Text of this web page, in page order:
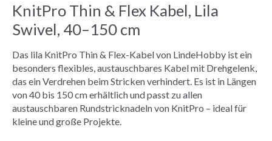
KnitPro Thin & Flex Kabel, Lila
Swivel, 40–150 cm
Das lila KnitPro Thin & Flex-Kabel von LindeHobby ist ein
besonders flexibles, austauschbares Kabel mit Drehgelenk,
das ein Verdrehen beim Stricken verhindert. Es ist in Längen
von 40 bis 150 cm erhältlich und passt zu allen
austauschbaren Rundstricknadeln von KnitPro – ideal für
kleine und große Projekte.